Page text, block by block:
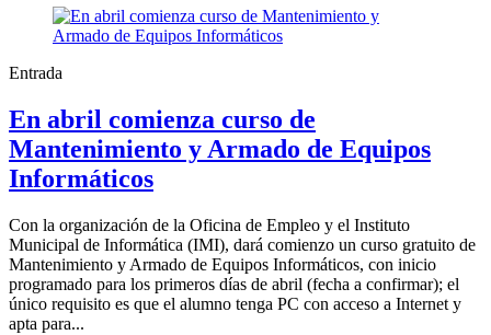
Entrada
En abril comienza curso de
Mantenimiento y Armado de Equipos
Informáticos
Con la organización de la Oficina de Empleo y el Instituto
Municipal de Informática (IMI), dará comienzo un curso gratuito de
Mantenimiento y Armado de Equipos Informáticos, con inicio
programado para los primeros días de abril (fecha a confirmar); el
único requisito es que el alumno tenga PC con acceso a Internet y
apta para...